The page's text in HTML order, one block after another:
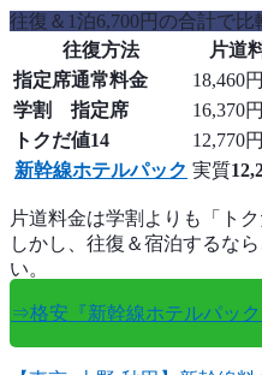
往復＆1泊6,700円の合計で比
往復方法
片道
指定席通常料金
18,460円
学割 指定席
16,370円
トクだ値14
12,770円
新幹線ホテルパック 実質
片道料金は学割よりも「トク
しかし、往復＆宿泊するな
い。
⇒格安『新幹線ホテルパック